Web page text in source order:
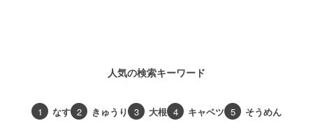
人気の検索キーワード
1 なす 2 きゅうり 3 大根 4 キャベツ 5 そうめん